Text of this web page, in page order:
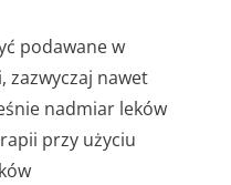
podawane w
zazwyczaj nawet
nadmiar leków
przy użyciu